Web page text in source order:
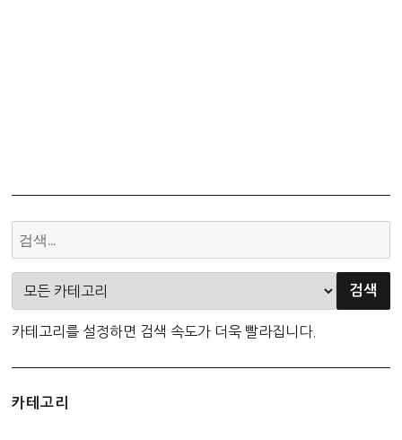
카테고리를 설정하면 검색 속도가 더욱 빨라집니다.
카테고리